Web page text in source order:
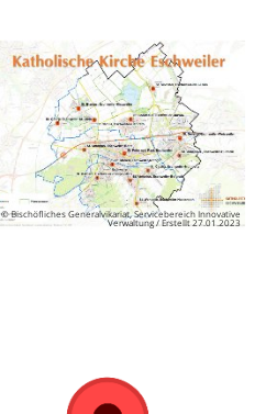
© Bischöfliches Generalvikariat, Servicebereich Innovative
Verwaltung / Erstellt 27.01.2023